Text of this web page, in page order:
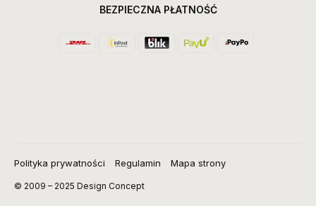
BEZPIECZNA PŁATNOŚĆ
Polityka prywatności Regulamin Mapa strony
© 2009 – 2025 Design Concept